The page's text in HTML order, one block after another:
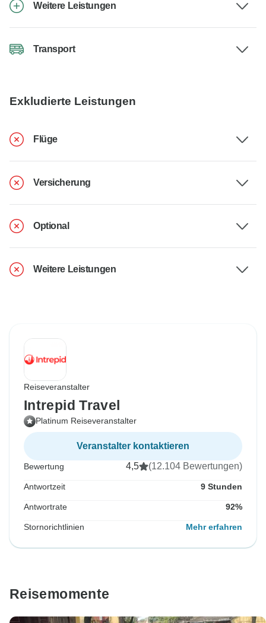
Weitere Leistungen
Transport
Exkludierte Leistungen
Flüge
Versicherung
Optional
Weitere Leistungen
Reiseveranstalter
Intrepid Travel
Platinum Reiseveranstalter
Veranstalter kontaktieren
Bewertung 4,5 (12.104 Bewertungen)
Antwortzeit 9 Stunden
Antwortrate 92%
Stornorichtlinien Mehr erfahren
Reisemomente